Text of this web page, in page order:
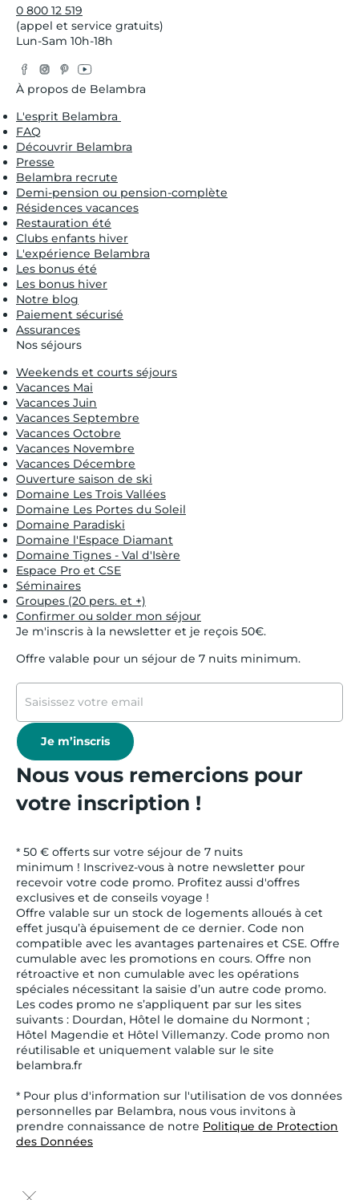
0 800 12 519
(appel et service gratuits)
Lun-Sam 10h-18h
Facebook
Instagram
Pinterest
YouTube
À propos de Belambra
L'esprit Belambra
FAQ
Découvrir Belambra
Presse
Belambra recrute
Demi-pension ou pension-complète
Résidences vacances
Restauration été
Clubs enfants hiver
L'expérience Belambra
Les bonus été
Les bonus hiver
Notre blog
Paiement sécurisé
Assurances
Nos séjours
Weekends et courts séjours
Vacances Mai
Vacances Juin
Vacances Septembre
Vacances Octobre
Vacances Novembre
Vacances Décembre
Ouverture saison de ski
Domaine Les Trois Vallées
Domaine Les Portes du Soleil
Domaine Paradiski
Domaine l'Espace Diamant
Domaine Tignes - Val d'Isère
Espace Pro et CSE
Séminaires
Groupes (20 pers. et +)
Confirmer ou solder mon séjour
Je m'inscris à la newsletter et je reçois 50€.
Offre valable pour un séjour de 7 nuits minimum.
Je m’inscris
Nous vous remercions pour
votre inscription !
* 50 € offerts sur votre séjour de 7 nuits
minimum ! Inscrivez-vous à notre newsletter pour
recevoir votre code promo. Profitez aussi d'offres
exclusives et de conseils voyage !
Offre valable sur un stock de logements alloués à cet
effet jusqu’à épuisement de ce dernier. Code non
compatible avec les avantages partenaires et CSE. Offre
cumulable avec les promotions en cours. Offre non
rétroactive et non cumulable avec les opérations
spéciales nécessitant la saisie d’un autre code promo.
Les codes promo ne s’appliquent par sur les sites
suivants : Dourdan, Hôtel le domaine du Normont ;
Hôtel Magendie et Hôtel Villemanzy. Code promo non
réutilisable et uniquement valable sur le site
belambra.fr
* Pour plus d'information sur l'utilisation de vos données
personnelles par Belambra, nous vous invitons à
prendre connaissance de notre Politique de Protection
des Données